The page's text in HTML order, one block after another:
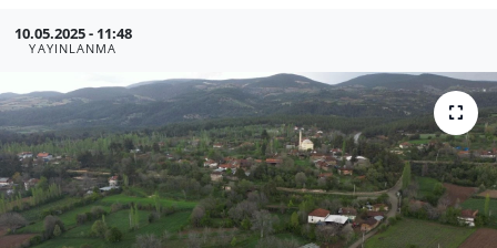
10.05.2025 - 11:48
YAYINLANMA
Muğla
Politika
Uşak